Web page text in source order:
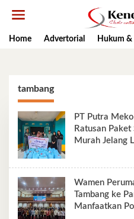
Home
Advertorial Hukum
tambang
PT Putra
Ratusan
Murah Jelang
Wamen
Tambang ke
Manfaatkan